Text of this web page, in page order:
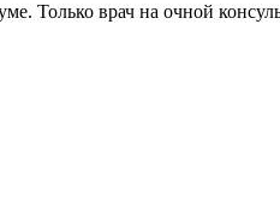
Только врач на очной